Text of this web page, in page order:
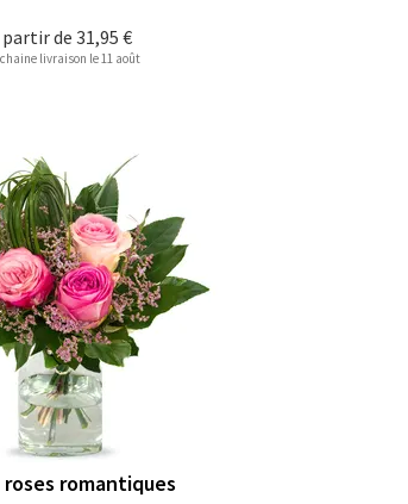
partir de 31,95 €
livraison le 11 août
roses romantiques